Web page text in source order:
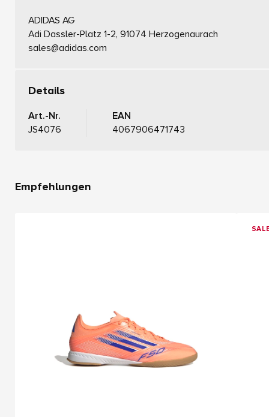
ADIDAS AG
Adi Dassler-Platz 1-2, 91074 Herzogenaurach
sales@adidas.com
Details
Art.-Nr.
JS4076
EAN
4067906471743
Empfehlungen